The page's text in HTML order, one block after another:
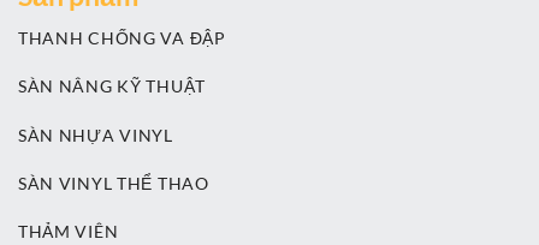
THANH CHỐNG VA ĐẬP
SÀN NÂNG KỸ THUẬT
SÀN NHỰA VINYL
SÀN VINYL THỂ THAO
THẢM VIÊN